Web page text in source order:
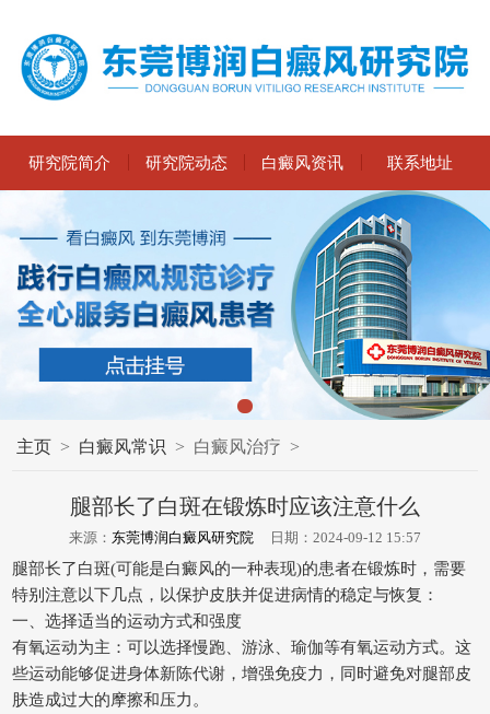
研究院简介 研究院动态 白癜风资讯 联系地址
主页 > 白癜风常识 > 白癜风治疗 >
腿部长了白斑在锻炼时应该注意什么
来源： 东莞博润白癜风研究院 日期：2024-09-12 15:57
腿部长了白斑(可能是白癜风的一种表现)的患者在锻炼时，需要
特别注意以下几点，以保护皮肤并促进病情的稳定与恢复：
一、选择适当的运动方式和强度
有氧运动为主：可以选择慢跑、游泳、瑜伽等有氧运动方式。这
些运动能够促进身体新陈代谢，增强免疫力，同时避免对腿部皮
肤造成过大的摩擦和压力。